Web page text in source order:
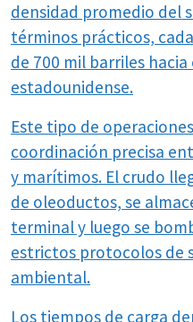
densidad promedio del
términos prácticos,
de 700 mil barriles
estadounidense.
Este tipo de
coordinación precisa
y marítimos. El crudo
de oleoductos, se
terminal y luego se
estrictos protocolos de
ambiental.
Los tiempos de carga